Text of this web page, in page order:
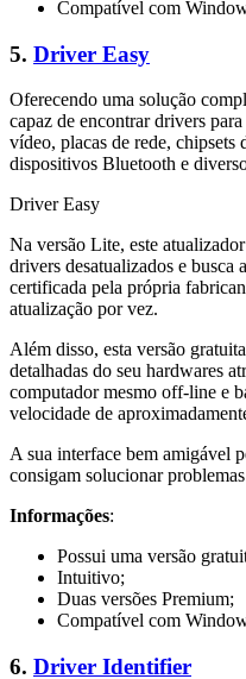
Compatível com
5. Driver Easy
Oferecendo uma solução
capaz de encontrar drivers
vídeo, placas de rede, chipsets
dispositivos Bluetooth e
Driver Easy
Na versão Lite, este
drivers desatualizados e busca
certificada pela própria
atualização por vez.
Além disso, esta versão
detalhadas do seu hardwares
computador mesmo off-line e
velocidade de
A sua interface bem amigável
consigam solucionar
Informações:
Possui uma versão
Intuitivo;
Duas versões Premium;
Compatível com
6. Driver Identifier